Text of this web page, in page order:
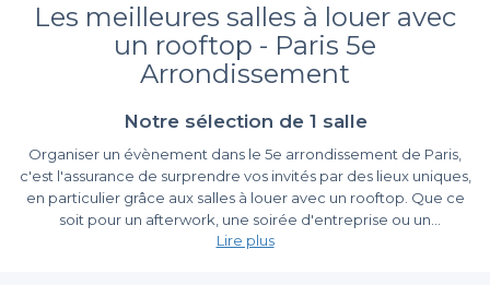
Les meilleures salles à louer avec
un rooftop - Paris 5e
Arrondissement
Notre sélection de 1 salle
Organiser un évènement dans le 5e arrondissement de Paris,
c'est l'assurance de surprendre vos invités par des lieux uniques,
en particulier grâce aux salles à louer avec un rooftop. Que ce
soit pour un afterwork, une soirée d'entreprise ou un
anniversaire, bénéficier d'un espace extérieur offre une
Lire plus